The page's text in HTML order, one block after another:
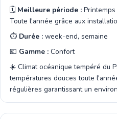
🗓️ Meilleure période :
Toute l'année grâce aux
⏱️ Durée : week-end, semaine
💶 Gamme : Confort
☀️ Climat océanique tempéré du
températures douces toute
régulières garantissant un